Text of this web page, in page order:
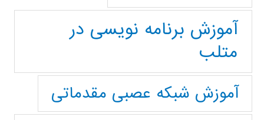
آموزش برنامه نویسی در
متلب
آموزش شبکه عصبی مقدماتی